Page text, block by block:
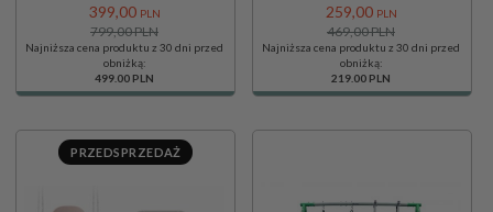
HyperMotion
399,00 PLN
799,00 PLN
Najniższa cena produktu z 30 dni przed
obniżką:
499.00 PLN
259,00 PLN
469,00 PLN
Najniższa cena produktu z 30 dni przed
obniżką:
219.00 PLN
PRZEDSPRZEDAŻ